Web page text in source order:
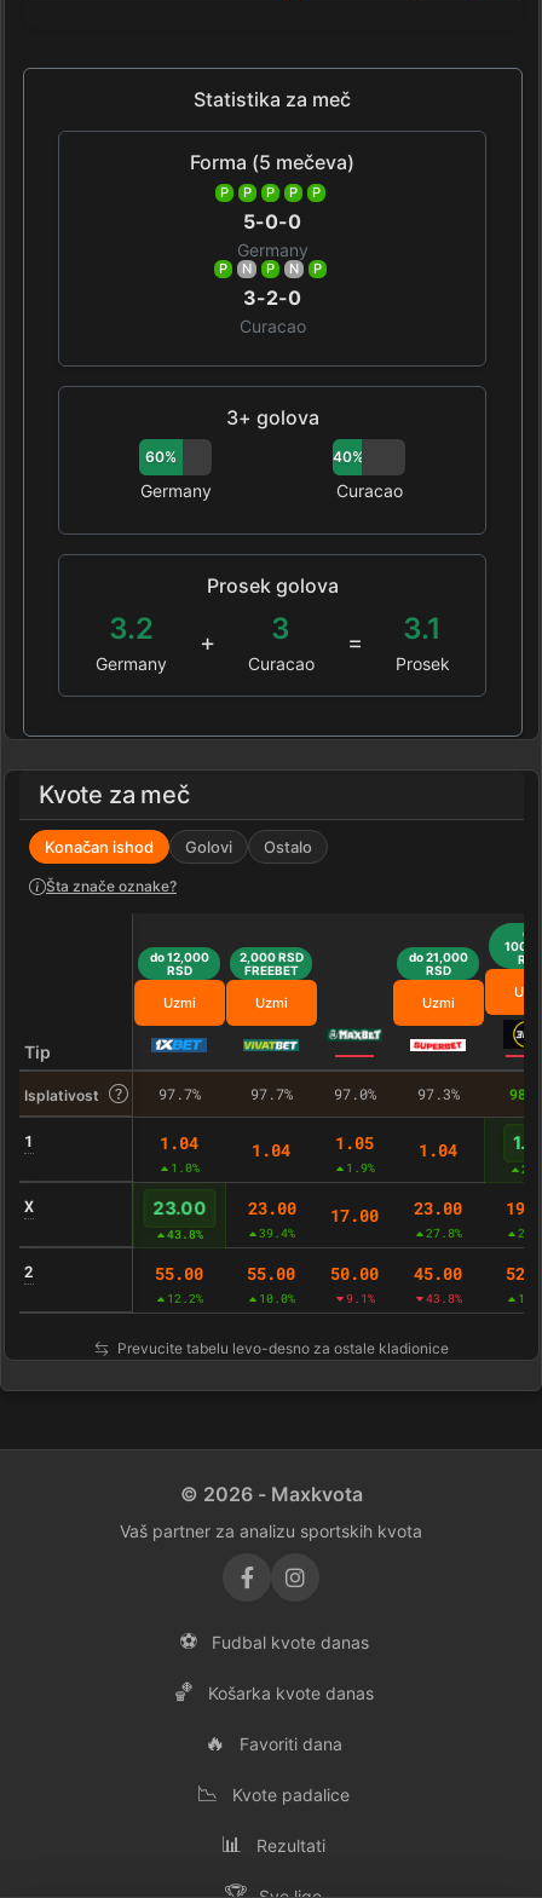
Statistika za meč
Forma (5 mečeva)
P P P P P
5-0-0
Germany
P N P N P
3-2-0
Curacao
3+ golova
60%
Germany
40%
Curacao
Prosek golova
3.2
Germany
+ 3
Curacao
= 3.1
Prosek
Kvote za meč
Konačan ishod Golovi Ostalo
Šta znače oznake?
Tip
do 12,000
RSD
Uzmi
2,000 RSD
FREEBET
Uzmi
do 21,000
RSD
Uzmi
do
RSD
Isplativost 97.7% 97.7% 97.0% 97.3%
1 1.04
1.0%
1.04 1.05
1.9%
1.04
X 23.00
43.8%
23.00
39.4%
17.00 23.00
27.8%
2 55.00
12.2%
55.00
10.0%
50.00
9.1%
45.00
43.8%
Prevucite tabelu levo-desno za ostale kladionice
© 2026 - Maxkvota
Vaš partner za analizu sportskih kvota
⚽ Fudbal kvote danas
🏀 Košarka kvote danas
🔥 Favoriti dana
📉 Kvote padalice
📊 Rezultati